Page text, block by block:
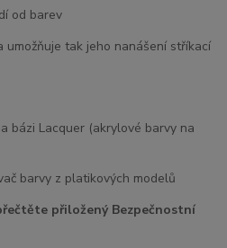
od barev
umožňuje tak jeho nanášení stříkací
bázi Lacquer (akrylové barvy na
barvy z platikových modelů
přiložený Bezpečnostní